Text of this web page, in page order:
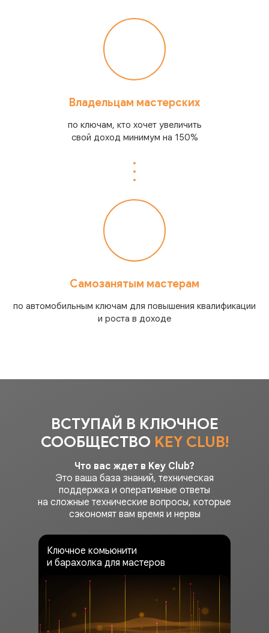
Владельцам мастерских
по ключам, кто хочет увеличить
свой доход минимум на 150%
Самозанятым мастерам
по автомобильным ключам для повышения квалификации
и роста в доходе
Что вас ждет в Key Club?
Это ваша база знаний, техническая
поддержка и оперативные ответы
на сложные технические вопросы, которые
сэкономят вам время и нервы
ВСТУПАЙ В КЛЮЧНОЕ
СООБЩЕСТВО KEY CLUB!
Ключное комьюнити
и барахолка для мастеров